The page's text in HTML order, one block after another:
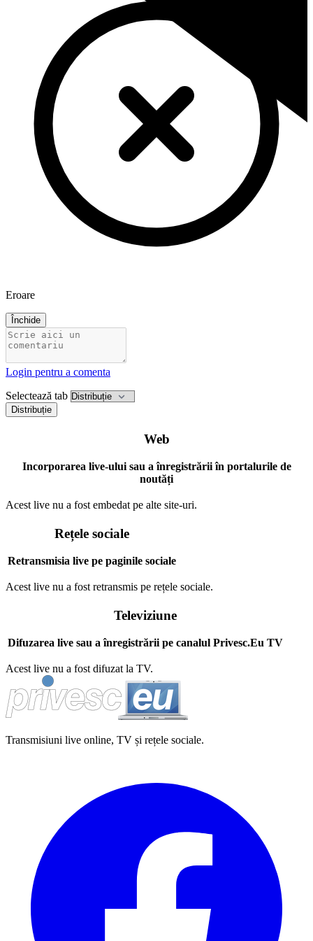
Eroare
Închide
Login pentru a comenta
Selectează tab
Distribuție
Web
Incorporarea live-ului sau a înregistrării în portalurile de
noutăți
Acest live nu a fost embedat pe alte site-uri.
Rețele sociale
Retransmisia live pe paginile sociale
Acest live nu a fost retransmis pe rețele sociale.
Televiziune
Difuzarea live sau a înregistrării pe canalul Privesc.Eu TV
Acest live nu a fost difuzat la TV.
Transmisiuni live online, TV și rețele sociale.